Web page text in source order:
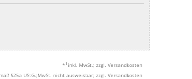
* 1 inkl. MwSt.; zzgl. Versandkosten
§25a UStG.;MwSt. nicht ausweisbar; zzgl. Versandkosten